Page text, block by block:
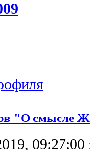
"О смысле
09:27:00